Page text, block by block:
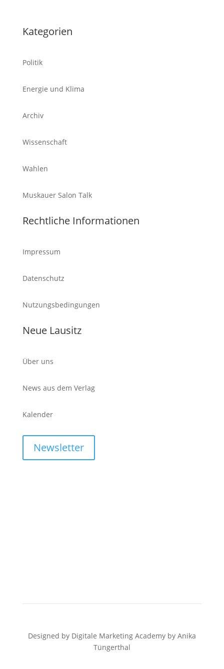
Kategorien
Politik
Energie und Klima
Archiv
Wissenschaft
Wahlen
Muskauer Salon Talk
Rechtliche Informationen
Impressum
Datenschutz
Nutzungsbedingungen
Neue Lausitz
Über uns
News aus dem Verlag
Kalender
Newsletter
Designed by Digitale Marketing Academy by Anika
Tüngerthal